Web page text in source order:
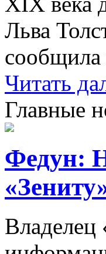
Льва
сообщила
Читать
Главные
Федун:
Владелец